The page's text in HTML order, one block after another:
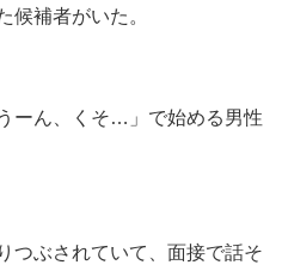
候補者がいた。
ーん、くそ…」で始める男性
つぶされていて、面接で話そ